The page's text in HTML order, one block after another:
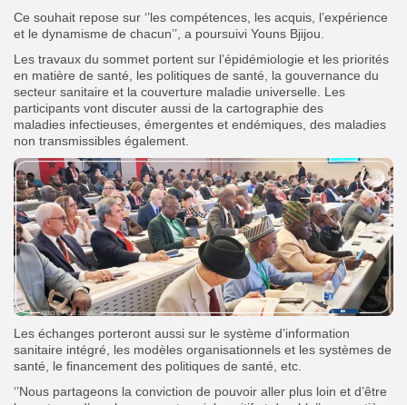
Ce souhait repose sur ‘’les compétences, les acquis, l’expérience
et le dynamisme de chacun’’, a poursuivi Youns Bjijou.
Les travaux du sommet portent sur l’épidémiologie et les priorités
en matière de santé, les politiques de santé, la gouvernance du
secteur sanitaire et la couverture maladie universelle. Les
participants vont discuter aussi de la cartographie des
maladies infectieuses, émergentes et endémiques, des maladies
non transmissibles également.
Les échanges porteront aussi sur le système d’information
sanitaire intégré, les modèles organisationnels et les systèmes de
santé, le financement des politiques de santé, etc.
‘’Nous partageons la conviction de pouvoir aller plus loin et d’être